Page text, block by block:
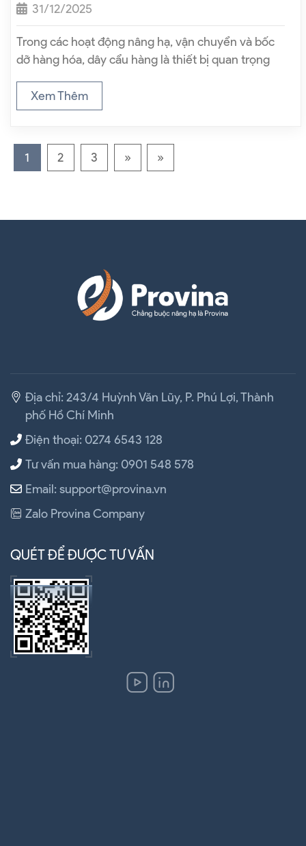
31/12/2025
Trong các hoạt động nâng hạ, vận chuyển và bốc
dỡ hàng hóa, dây cẩu hàng là thiết bị quan trọng
bảo quá trình làm việc diễn ra an…
Xem Thêm
1 2 3 » »
Địa chỉ: 243/4 Huỳnh Văn Lũy, P. Phú Lợi, Thành
phố Hồ Chí Minh
Điện thoại: 0274 6543 128
Tư vấn mua hàng: 0901 548 578
Email: support@provina.vn
Zalo Provina Company
QUÉT ĐỂ ĐƯỢC TƯ VẤN